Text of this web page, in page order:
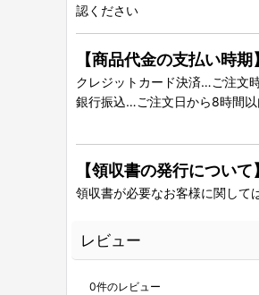
認ください
【商品代金の支払い時期】
クレジットカード決済…ご注文
銀行振込…ご注文日から8時間
【領収書の発行について】
領収書が必要なお客様に関して
レビュー
0件のレビュー